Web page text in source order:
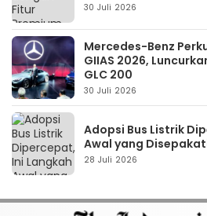
30 Juli 2026
Mercedes-Benz
GIIAS 2026,
GLC 200
30 Juli 2026
Adopsi Bus Listrik
Awal yang
28 Juli 2026